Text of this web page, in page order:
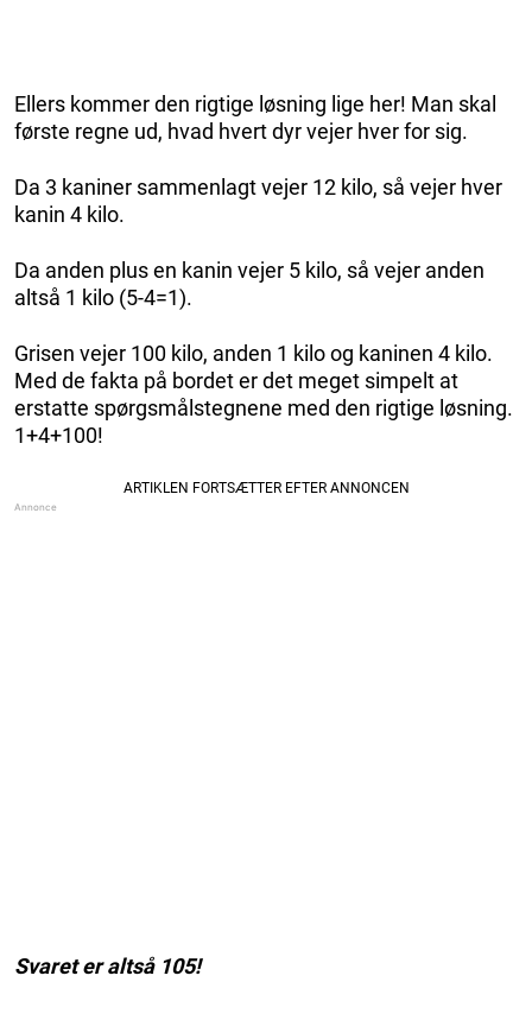
Ellers kommer den rigtige løsning lige her! Man skal
første regne ud, hvad hvert dyr vejer hver for sig.
Da 3 kaniner sammenlagt vejer 12 kilo, så vejer hver
kanin 4 kilo.
Da anden plus en kanin vejer 5 kilo, så vejer anden
altså 1 kilo (5-4=1).
Grisen vejer 100 kilo, anden 1 kilo og kaninen 4 kilo.
Med de fakta på bordet er det meget simpelt at
erstatte spørgsmålstegnene med den rigtige løsning.
1+4+100!
Svaret er altså 105!